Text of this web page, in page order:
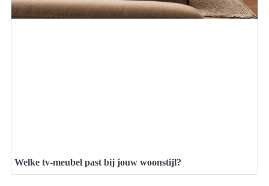
Welke tv-meubel past bij jouw woonstijl?